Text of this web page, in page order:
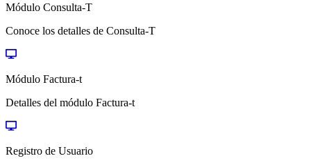
Módulo Consulta-T
Conoce los detalles de Consulta-T
Módulo Factura-t
Detalles del módulo Factura-t
Registro de Usuario